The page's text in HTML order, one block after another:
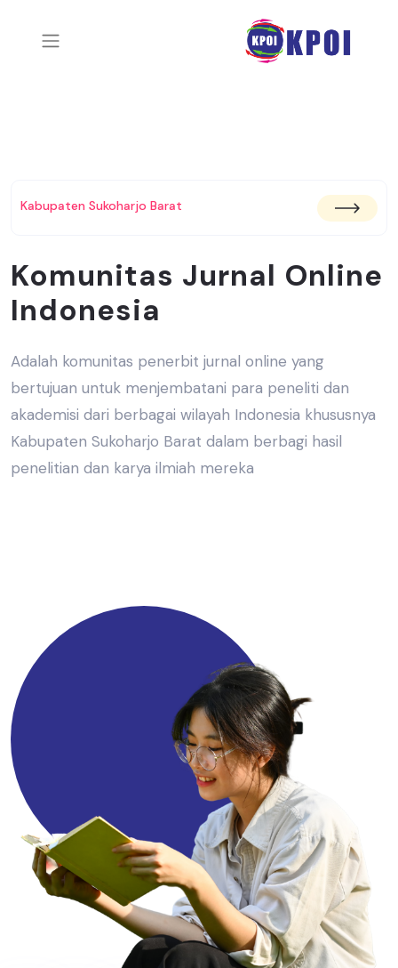
Kabupaten Sukoharjo Barat
Komunitas Jurnal Online
Indonesia
Adalah komunitas penerbit jurnal online yang
bertujuan untuk menjembatani para peneliti dan
akademisi dari berbagai wilayah Indonesia khususnya
Kabupaten Sukoharjo Barat dalam berbagi hasil
penelitian dan karya ilmiah mereka